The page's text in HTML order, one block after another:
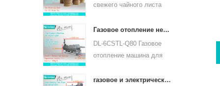
свежего чайного листа
нержавеющий лист,
может использоваться
Газовое отопление непрерывного чайного листа паровой машины для видов чая 6cstl-q80
DL-6CSTL-Q80 Газовое
отопление машина для
пропаривания чайного
газовое и электрическое отопление машина для сушки листьев зеленого чая 6chz-q14